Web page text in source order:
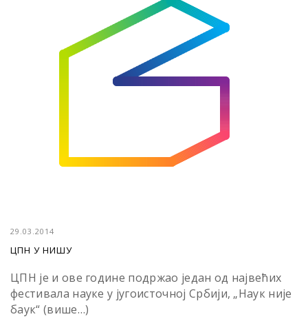
29.03.2014
ЦПН У НИШУ
ЦПН jе и ове године подржао jедан од наjвећих
фестивала науке у jугоисточноj Србиjи, „Наук ниjе
баук“ (више…)